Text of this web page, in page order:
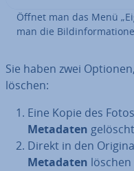
Öffnet man das Menü
man die
Sie haben zwei
löschen:
Eine Kopie des
Metadaten
Direkt in den
Metadaten löschen